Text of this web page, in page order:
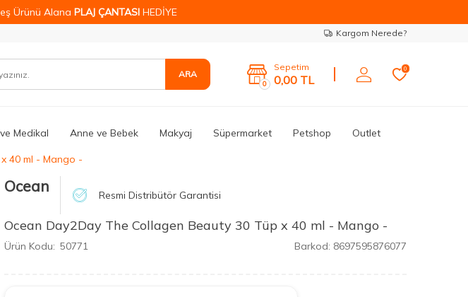
Ürünü Alana PLAJ ÇANTASI HEDİYE
Kargom Nerede?
ARA
0
Sepetim
0,00 TL
0
Medikal Anne ve Bebek Makyaj Süpermarket Petshop Outlet
40 ml - Mango -
Ocean Resmi Distribütör Garantisi
Ocean Day2Day The Collagen Beauty 30 Tüp x 40 ml - Mango -
Ürün Kodu: 50771 Barkod: 8697595876077